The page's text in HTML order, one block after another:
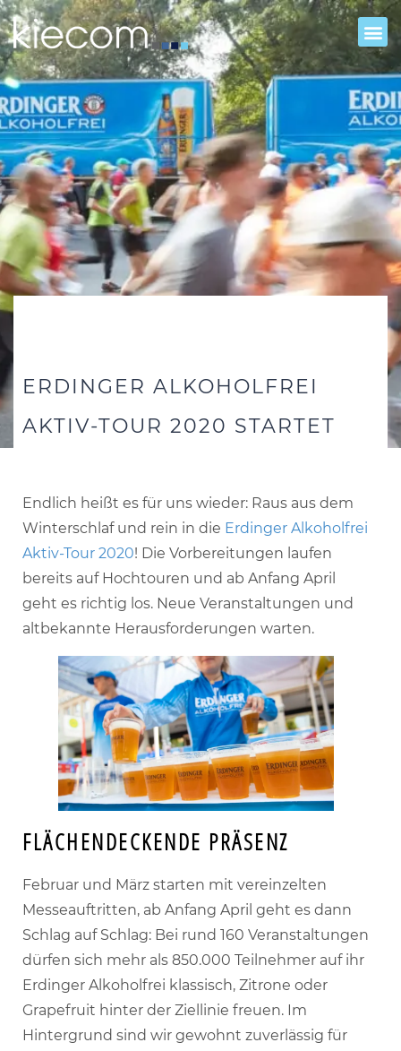
ERDINGER ALKOHOLFREI
AKTIV-TOUR 2020 STARTET
Endlich heißt es für uns wieder: Raus aus dem
Winterschlaf und rein in die Erdinger Alkoholfrei
Aktiv-Tour 2020! Die Vorbereitungen laufen
bereits auf Hochtouren und ab Anfang April
geht es richtig los. Neue Veranstaltungen und
altbekannte Herausforderungen warten.
FLÄCHENDECKENDE PRÄSENZ
Februar und März starten mit vereinzelten
Messeauftritten, ab Anfang April geht es dann
Schlag auf Schlag: Bei rund 160 Veranstaltungen
dürfen sich mehr als 850.000 Teilnehmer auf ihr
Erdinger Alkoholfrei klassisch, Zitrone oder
Grapefruit hinter der Ziellinie freuen. Im
Hintergrund sind wir gewohnt zuverlässig für